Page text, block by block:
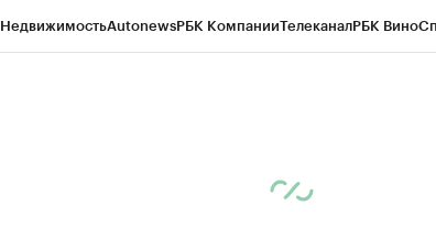
НедвижимостьAutonewsРБК КомпанииТелеканалРБК Вино